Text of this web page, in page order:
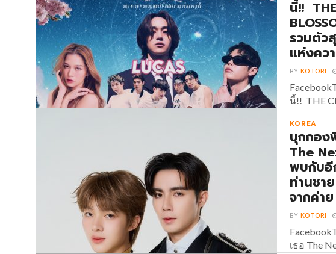
ย่าน”
เต็มแม็กซ์
Kong...
นี้!!
รวมตัว
แห่งคว
BYKOTORI
นี้!! THE
ยอดศิลปิน
ตัวให้พร้อ
กรุงเทพฯ!
เป็นที่นิยมทั้
จัด
สตาร์
คนรอคอย
เกาหลี ที่ทั
KOREA
บุกกอง
The
พบกับอี
ท่านชา
จากค่า
BYKOTORI
เธอ The